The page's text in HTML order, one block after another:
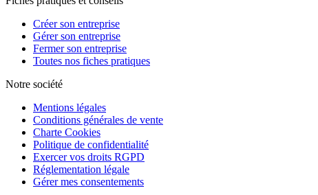
Créer son entreprise
Gérer son entreprise
Fermer son entreprise
Toutes nos fiches pratiques
Notre société
Mentions légales
Conditions générales de vente
Charte Cookies
Politique de confidentialité
Exercer vos droits RGPD
Réglementation légale
Gérer mes consentements